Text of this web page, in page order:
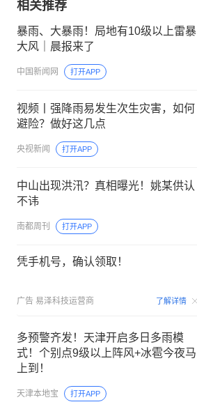
相关推荐
暴雨、大暴雨！局地有10级以上雷暴
大风｜晨报来了
中国新闻网 打开APP
视频丨强降雨易发生次生灾害，如何
避险？做好这几点
央视新闻 打开APP
中山出现洪汛？真相曝光！姚某供认
不讳
南都周刊 打开APP
凭手机号，确认领取！
广告 易泽科技运营商 了解详情
多预警齐发！天津开启多日多雨模
式！个别点9级以上阵风+冰雹今夜马
上到！
天津本地宝 打开APP